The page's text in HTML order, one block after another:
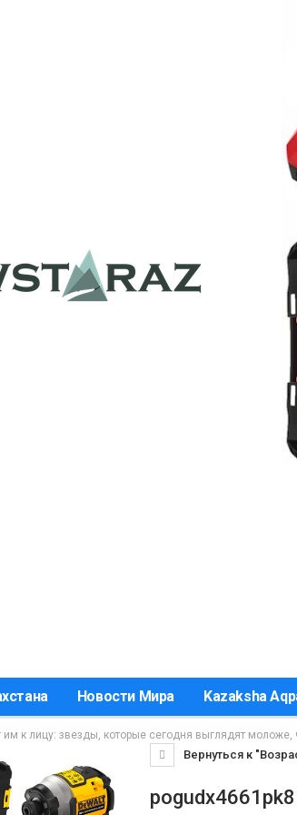
Новости Мира Kazaksha
им к лицу: звезды, которые сегодня выглядят
Вернуться к